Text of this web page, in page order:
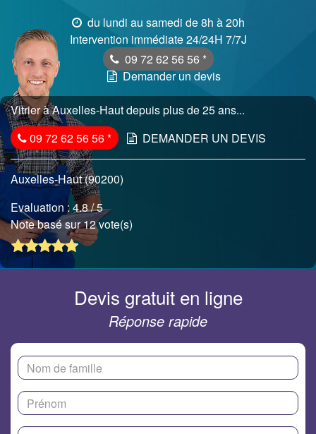
du lundi au samedi de 8h à 20h
Intervention immédiate 24/24H 7/7J
09 72 62 56 56 *
Demander un devis
Vitrier à Auxelles-Haut depuis plus de 25 ans...
09 72 62 56 56* DEMANDER UN DEVIS
Auxelles-Haut (90200)
Evaluation :4.8/ 5
Note basé sur 12 vote(s)
Devis gratuit en ligne
Réponse rapide